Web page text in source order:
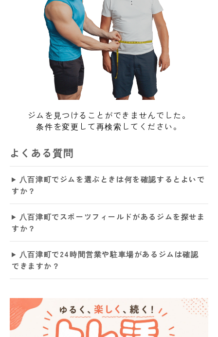
ジムを見つけることができませんでした。
条件を変更して再検索してください。
よくある質問
八百津町でジムを選ぶときは何を確認するとよいで
すか？
八百津町でスポーツフィールドがあるジムを探せま
すか？
八百津町で24時間営業や駐車場があるジムは確認
できますか？